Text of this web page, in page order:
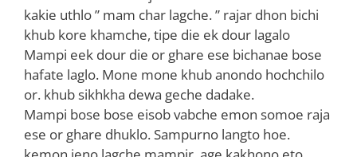
kakie uthlo ” mam char lagche. ” rajar dhon bichi
khub kore khamche, tipe die ek dour lagalo
Mampi eek dour die or ghare ese bichanae bose
hafate laglo. Mone mone khub anondo hochchilo
or. khub sikhkha dewa geche dadake.
Mampi bose bose eisob vabche emon somoe raja
ese or ghare dhuklo. Sampurno langto hoe.